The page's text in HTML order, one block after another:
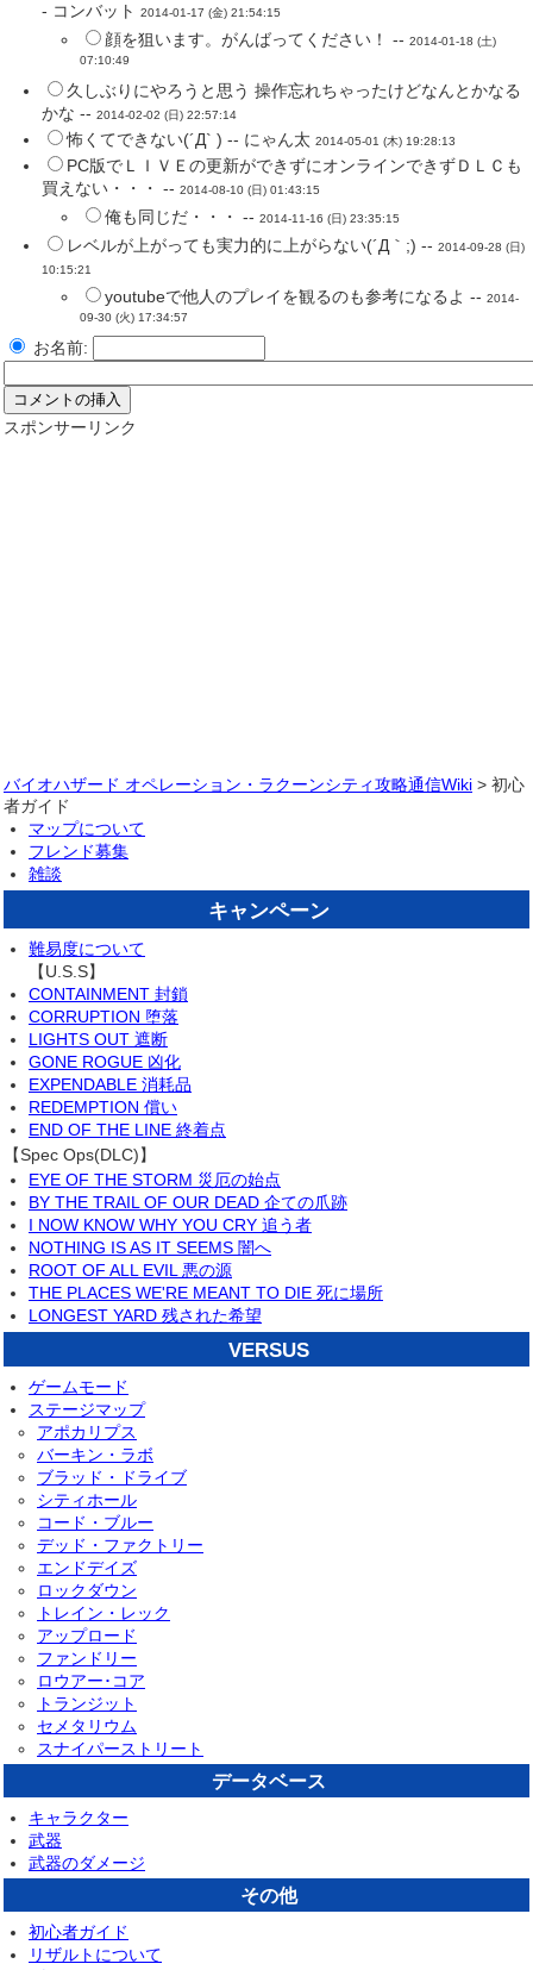
- コンバット
2014-01-17 (金) 21:54:15
顔を狙います。がんばってください！ -- 2014-01-18 (土)
07:10:49
久しぶりにやろうと思う 操作忘れちゃったけどなんとかなる
かな -- 2014-02-02 (日) 22:57:14
怖くてできない(´Д` ) -- にゃん太 2014-05-01 (木) 19:28:13
PC版でＬＩＶＥの更新ができずにオンラインできずＤＬＣも
買えない・・・ -- 2014-08-10 (日) 01:43:15
俺も同じだ・・・ -- 2014-11-16 (日) 23:35:15
レベルが上がっても実力的に上がらない(´Д｀;) -- 2014-09-28 (日)
10:15:21
youtubeで他人のプレイを観るのも参考になるよ -- 2014-
09-30 (火) 17:34:57
お名前:
スポンサーリンク
バイオハザード オペレーション・ラクーンシティ攻略通信Wiki > 初心
者ガイド
マップについて
フレンド募集
雑談
キャンペーン
難易度について
【U.S.S】
CONTAINMENT 封鎖
CORRUPTION 堕落
LIGHTS OUT 遮断
GONE ROGUE 凶化
EXPENDABLE 消耗品
REDEMPTION 償い
END OF THE LINE 終着点
【Spec Ops(DLC)】
EYE OF THE STORM 災厄の始点
BY THE TRAIL OF OUR DEAD 企ての爪跡
I NOW KNOW WHY YOU CRY 追う者
NOTHING IS AS IT SEEMS 闇へ
ROOT OF ALL EVIL 悪の源
THE PLACES WE'RE MEANT TO DIE 死に場所
LONGEST YARD 残された希望
VERSUS
ゲームモード
ステージマップ
アポカリプス
バーキン・ラボ
ブラッド・ドライブ
シティホール
コード・ブルー
デッド・ファクトリー
エンドデイズ
ロックダウン
トレイン・レック
アップロード
ファンドリー
ロウアー･コア
トランジット
セメタリウム
スナイパーストリート
データベース
キャラクター
武器
武器のダメージ
その他
初心者ガイド
リザルトについて